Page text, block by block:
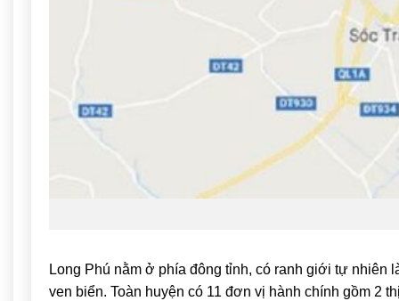
Long Phú nằm ở phía đông tỉnh, có ranh giới tự nhiên
ven biển. Toàn huyện có 11 đơn vị hành chính gồm 2